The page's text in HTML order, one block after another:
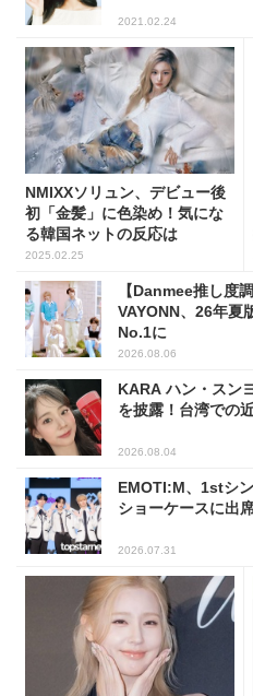
2021.02.24
NMIXXソリュン、デビュー後
初「金髪」に色染め！気にな
る韓国ネットの反応は
2025.02.25
【Danmee推し度
VAYONN、26年夏
No.1に
2026.08.06
KARA ハン・スン
を披露！台湾での
2026.08.04
EMOTI:M、1stシ
ショーケースに出
2026.07.31